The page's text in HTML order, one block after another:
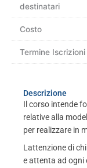
destinatari
Costo
Termine Iscrizioni
Descrizione
Il corso intende
relative alla
per realizzare in
Lattenzione di
e attenta ad ogni